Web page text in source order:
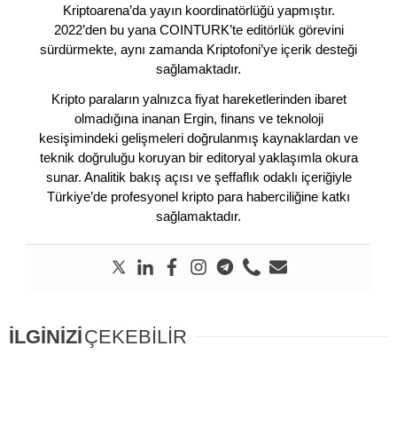
Kriptoarena’da yayın koordinatörlüğü yapmıştır.
2022’den bu yana COINTURK’te editörlük görevini
sürdürmekte, aynı zamanda Kriptofoni’ye içerik desteği
sağlamaktadır.
Kripto paraların yalnızca fiyat hareketlerinden ibaret
olmadığına inanan Ergin, finans ve teknoloji
kesişimindeki gelişmeleri doğrulanmış kaynaklardan ve
teknik doğruluğu koruyan bir editoryal yaklaşımla okura
sunar. Analitik bakış açısı ve şeffaflık odaklı içeriğiyle
Türkiye’de profesyonel kripto para haberciliğine katkı
sağlamaktadır.
İLGİNİZİÇEKEBİLİR